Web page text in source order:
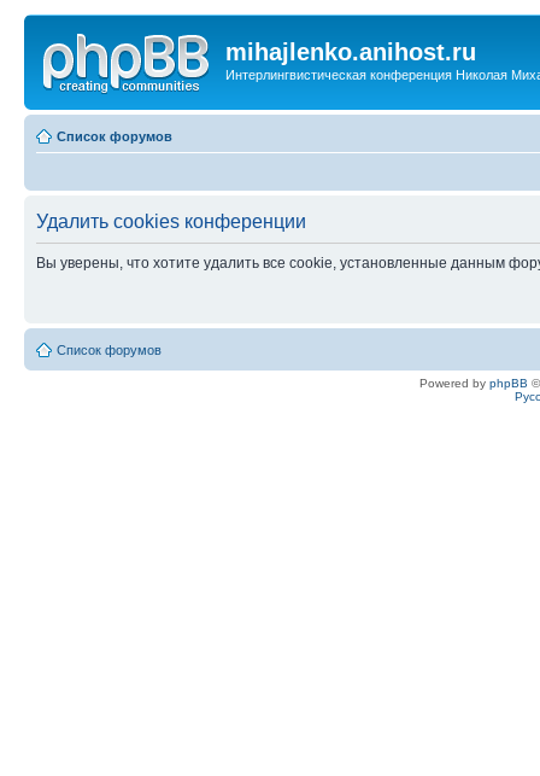
mihajlenko.anihost.ru
Интерлингвистическая конференция Николая
Список форумов
Удалить cookies конференции
Вы уверены, что хотите удалить все cookie, установленные данным
Список форумов
Powered by phpBB